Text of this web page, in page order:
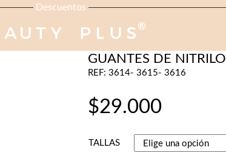
Descuentos
HiDRALIPS-COSMETOLOGÍA
GUANTES DE NITRILO
REF: 3614- 3615- 3616
$29.000
TALLAS